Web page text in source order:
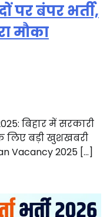
पर बंपर भर्ती,
मौका
बिहार में सरकारी
लिए बड़ी खुशखबरी
Vacancy 2025 […]